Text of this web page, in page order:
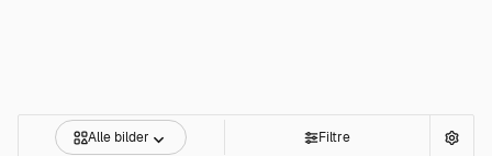
Alle bilder Filtre